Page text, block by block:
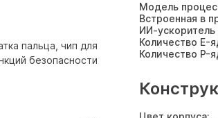
Модель
Встроенная в
ИИ-ускоритель
Количество E-
Количество P-
пальца, чип для
безопасности